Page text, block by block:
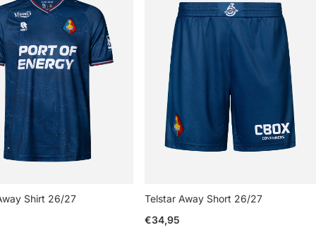
Shirt 26/27
Telstar Away Short 26/27
Reguliere prijs
€34,95